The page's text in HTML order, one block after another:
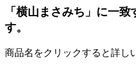
「横山まさみち」に一
す。
商品名をクリックすると詳し